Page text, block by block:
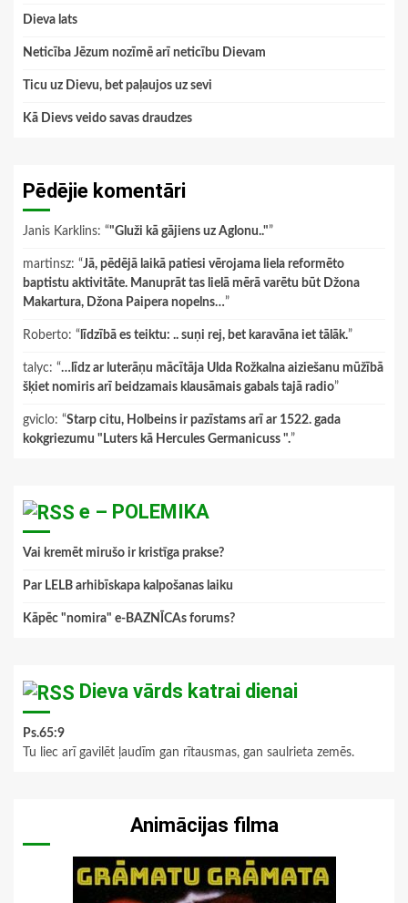
Dieva lats
Neticība Jēzum nozīmē arī neticību Dievam
Ticu uz Dievu, bet paļaujos uz sevi
Kā Dievs veido savas draudzes
Pēdējie komentāri
Janis Karklins: “"Gluži kā gājiens uz Aglonu.."”
martinsz: “Jā, pēdējā laikā patiesi vērojama liela reformēto
baptistu aktivitāte. Manuprāt tas lielā mērā varētu būt Džona
Makartura, Džona Paipera nopelns…”
Roberto: “ līdzībā es teiktu: .. suņi rej, bet karavāna iet tālāk.”
talyc: “…līdz ar luterāņu mācītāja Ulda Rožkalna aiziešanu mūžībā
šķiet nomiris arī beidzamais klausāmais gabals tajā radio”
gviclo: “Starp citu, Holbeins ir pazīstams arī ar 1522. gada
kokgriezumu "Luters kā Hercules Germanicuss ".”
e – POLEMIKA
Vai kremēt mirušo ir kristīga prakse?
Par LELB arhibīskapa kalpošanas laiku
Kāpēc "nomira" e-BAZNĪCAs forums?
Dieva vārds katrai dienai
Ps.65:9
Tu liec arī gavilēt ļaudīm gan rītausmas, gan saulrieta zemēs.
Animācijas filma